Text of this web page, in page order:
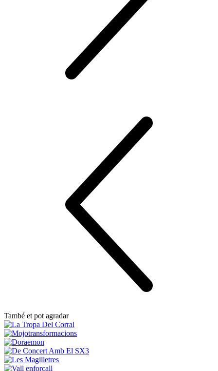
També et pot agradar